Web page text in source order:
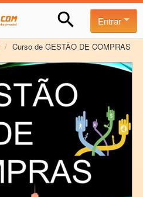
Entrar
/ Curso de GESTÃO DE COMPRAS